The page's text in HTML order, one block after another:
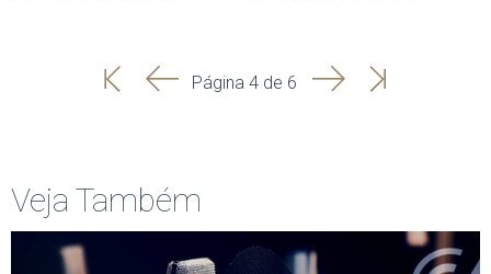
'
'
Página 4 de 6 SeguinteÚltima
Veja Também